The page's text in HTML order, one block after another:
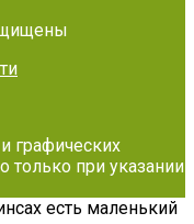
графических
только при указании
есть маленький